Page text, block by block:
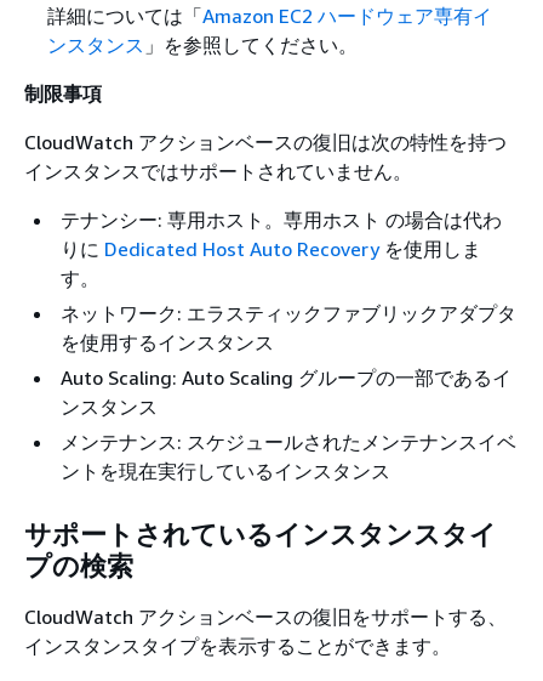
詳細については「Amazon EC2 ハードウェア専有イ
ンスタンス 」を参照してください。
制限事項
CloudWatch アクションベースの復旧は次の特性を持つ
インスタンスではサポートされていません。
テナンシー: 専用ホスト。専用ホスト の場合は代わ
りに Dedicated Host Auto Recoveryを使用しま
す。
ネットワーク: エラスティックファブリックアダプタ
を使用するインスタンス
Auto Scaling: Auto Scaling グループの一部であるイ
ンスタンス
メンテナンス: スケジュールされたメンテナンスイベ
ントを現在実行しているインスタンス
サポートされているインスタンスタイ
プの検索
CloudWatch アクションベースの復旧をサポートする、
インスタンスタイプを表示することができます。